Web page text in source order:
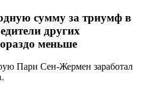
сумму за триумф в
других
меньше
Пари Сен-Жермен заработал